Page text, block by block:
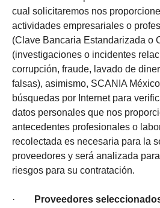
cual solicitaremos nos
actividades empresariales o
(Clave Bancaria Estandarizada o
(investigaciones o incidentes
corrupción, fraude, lavado de
falsas), asimismo, SCANIA
búsquedas por Internet para
datos personales que nos
antecedentes profesionales o
recolectada es necesaria para la
proveedores y será analizada
riesgos para su contratación.
· Proveedores